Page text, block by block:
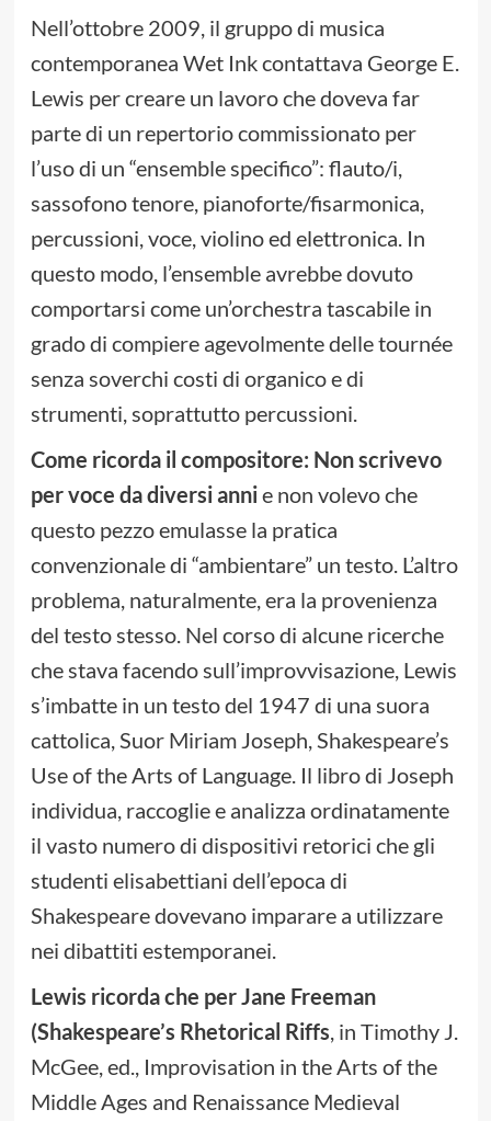
Nell’ottobre 2009, il gruppo di musica
contemporanea Wet Ink contattava George E.
Lewis per creare un lavoro che doveva far
parte di un repertorio commissionato per
l’uso di un “ensemble specifico”: flauto/i,
sassofono tenore, pianoforte/fisarmonica,
percussioni, voce, violino ed elettronica. In
questo modo, l’ensemble avrebbe dovuto
comportarsi come un’orchestra tascabile in
grado di compiere agevolmente delle tournée
senza soverchi costi di organico e di
strumenti, soprattutto percussioni.
Come ricorda il compositore: Non scrivevo
per voce da diversi annie non volevo che
questo pezzo emulasse la pratica
convenzionale di “ambientare” un testo. L’altro
problema, naturalmente, era la provenienza
del testo stesso. Nel corso di alcune ricerche
che stava facendo sull’improvvisazione, Lewis
s’imbatte in un testo del 1947 di una suora
cattolica, Suor Miriam Joseph, Shakespeare’s
Use of the Arts of Language. Il libro di Joseph
individua, raccoglie e analizza ordinatamente
il vasto numero di dispositivi retorici che gli
studenti elisabettiani dell’epoca di
Shakespeare dovevano imparare a utilizzare
nei dibattiti estemporanei.
Lewis ricorda che per Jane Freeman
(Shakespeare’s Rhetorical Riffs , in Timothy J.
McGee, ed., Improvisation in the Arts of the
Middle Ages and Renaissance Medieval